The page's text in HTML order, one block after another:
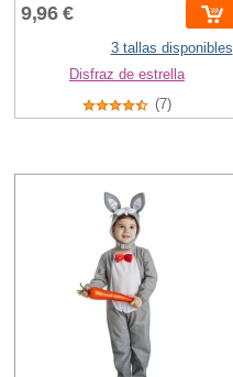
9,96 €
3 tallas disponibles
Disfraz de estrella
(7)